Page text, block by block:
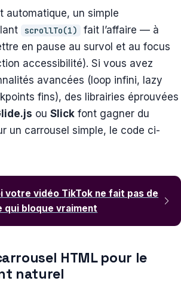
automatique, un simple
scrollTo(1)
fait l’affaire — à
en pause au survol et au focus
accessibilité). Si vous avez
avancées (loop infini, lazy
fins), des librairies éprouvées
ou Slick font gagner du
un carrousel simple, le code ci-
votre vidéo TikTok ne fait pas de
qui bloque vraiment
HTML pour le
naturel